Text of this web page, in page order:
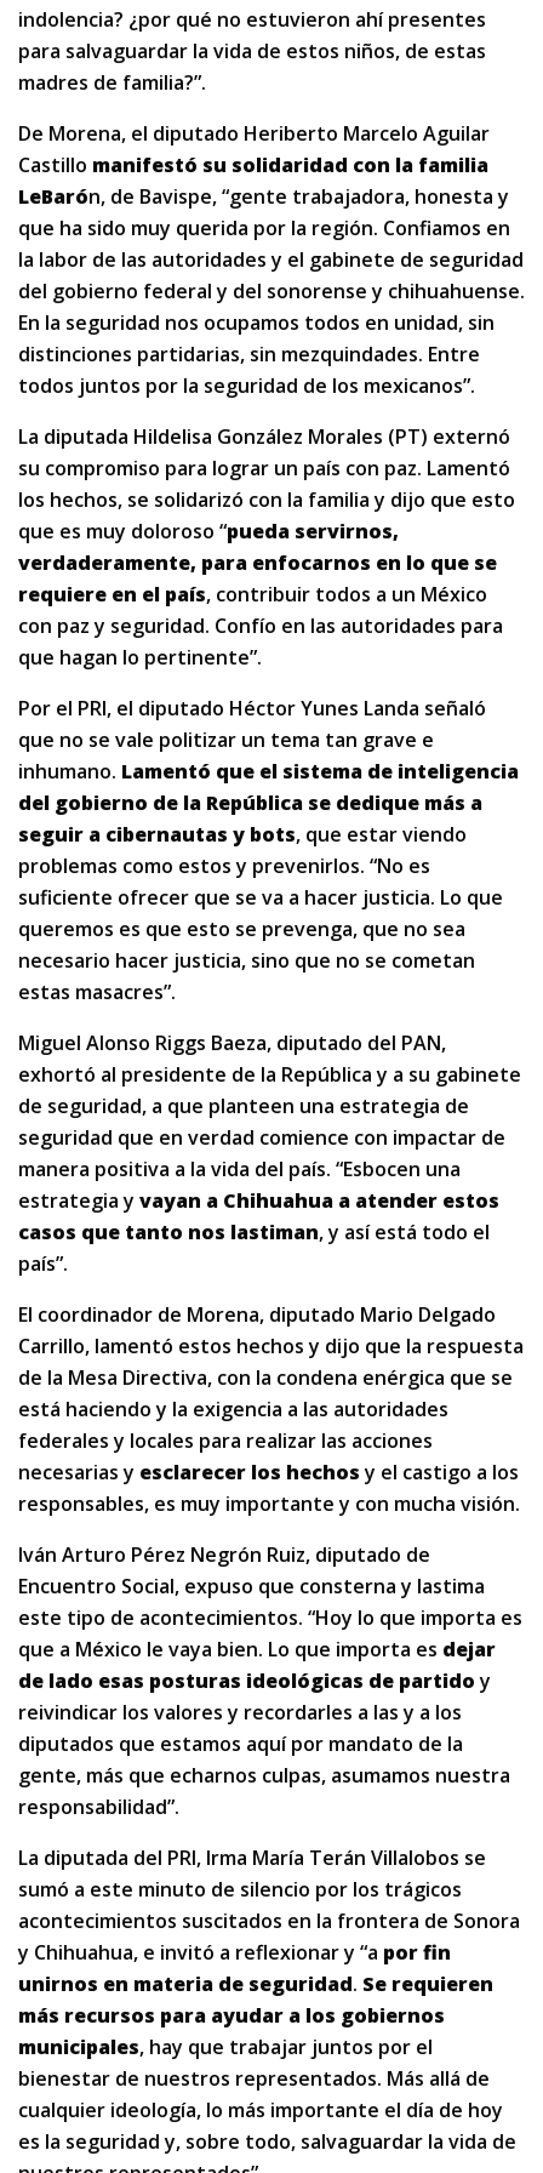
indolencia? ¿por qué no estuvieron ahí presentes
para salvaguardar la vida de estos niños, de estas
madres de familia?”.
De Morena, el diputado Heriberto Marcelo Aguilar
Castillo manifestó su solidaridad con la familia
LeBarón, de Bavispe, “gente trabajadora, honesta y
que ha sido muy querida por la región. Confiamos en
la labor de las autoridades y el gabinete de seguridad
del gobierno federal y del sonorense y chihuahuense.
En la seguridad nos ocupamos todos en unidad, sin
distinciones partidarias, sin mezquindades. Entre
todos juntos por la seguridad de los mexicanos”.
La diputada Hildelisa González Morales (PT) externó
su compromiso para lograr un país con paz. Lamentó
los hechos, se solidarizó con la familia y dijo que esto
que es muy doloroso “pueda servirnos,
verdaderamente, para enfocarnos en lo que se
requiere en el país, contribuir todos a un México
con paz y seguridad. Confío en las autoridades para
que hagan lo pertinente”.
Por el PRI, el diputado Héctor Yunes Landa señaló
que no se vale politizar un tema tan grave e
inhumano. Lamentó que el sistema de inteligencia
del gobierno de la República se dedique más a
seguir a cibernautas y bots, que estar viendo
problemas como estos y prevenirlos. “No es
suficiente ofrecer que se va a hacer justicia. Lo que
queremos es que esto se prevenga, que no sea
necesario hacer justicia, sino que no se cometan
estas masacres”.
Miguel Alonso Riggs Baeza, diputado del PAN,
exhortó al presidente de la República y a su gabinete
de seguridad, a que planteen una estrategia de
seguridad que en verdad comience con impactar de
manera positiva a la vida del país. “Esbocen una
estrategia y vayan a Chihuahua a atender estos
casos que tanto nos lastiman, y así está todo el
país”.
El coordinador de Morena, diputado Mario Delgado
Carrillo, lamentó estos hechos y dijo que la respuesta
de la Mesa Directiva, con la condena enérgica que se
está haciendo y la exigencia a las autoridades
federales y locales para realizar las acciones
necesarias y esclarecer los hechosy el castigo a los
responsables, es muy importante y con mucha visión.
Iván Arturo Pérez Negrón Ruiz, diputado de
Encuentro Social, expuso que consterna y lastima
este tipo de acontecimientos. “Hoy lo que importa es
que a México le vaya bien. Lo que importa es dejar
de lado esas posturas ideológicas de partidoy
reivindicar los valores y recordarles a las y a los
diputados que estamos aquí por mandato de la
gente, más que echarnos culpas, asumamos nuestra
responsabilidad”.
La diputada del PRI, Irma María Terán Villalobos se
sumó a este minuto de silencio por los trágicos
acontecimientos suscitados en la frontera de Sonora
y Chihuahua, e invitó a reflexionar y “a por fin
unirnos en materia de seguridad. Se requieren
más recursos para ayudar a los gobiernos
municipales, hay que trabajar juntos por el
bienestar de nuestros representados. Más allá de
cualquier ideología, lo más importante el día de hoy
es la seguridad y, sobre todo, salvaguardar la vida de